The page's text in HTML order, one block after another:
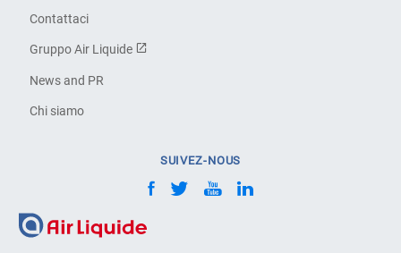
Contattaci
Gruppo Air Liquide
News and PR
Chi siamo
SUIVEZ-NOUS